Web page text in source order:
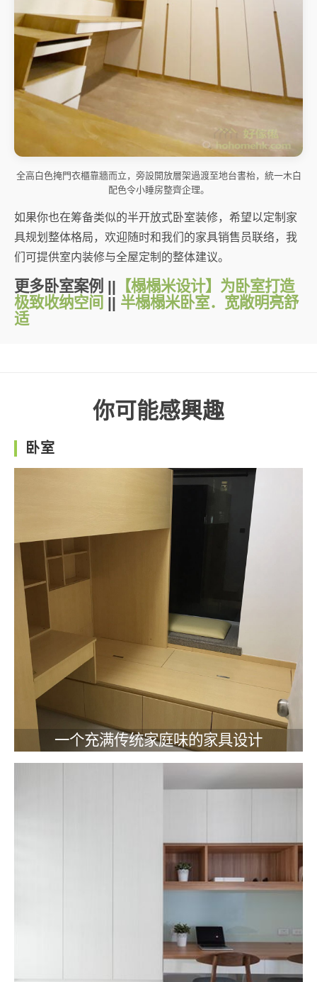
全高白色掩門衣櫃靠牆而立，旁設開放層架過渡至地台書枱，統一木白
配色令小睡房整齊企理。
如果你也在筹备类似的半开放式卧室装修，希望以定制家
具规划整体格局，欢迎随时和我们的家具销售员联络，我
们可提供室内装修与全屋定制的整体建议。
更多卧室案例 || 【榻榻米设计】为卧室打造
极致收纳空间 || 半榻榻米卧室．宽敞明亮舒
适
你可能感興趣
卧室
一个充满传统家庭味的家具设计